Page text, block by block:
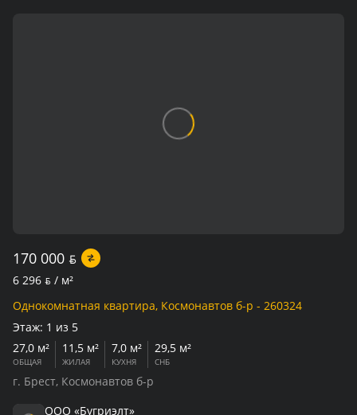
170 000 BYN
6 296 BYN / м²
Однокомнатная квартира, Космонавтов б-р - 260324
Этаж: 1 из 5
27,0 м²
ОБЩАЯ
11,5 м²
ЖИЛАЯ
7,0 м²
КУХНЯ
29,5 м²
СНБ
г. Брест, Космонавтов б-р
ООО «Бугриэлт»